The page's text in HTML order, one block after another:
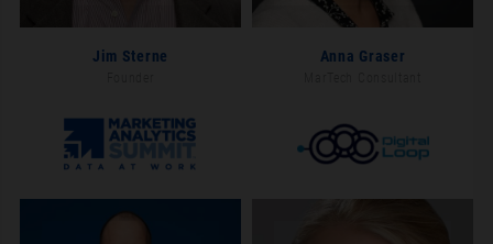
Jim Sterne Anna Graser